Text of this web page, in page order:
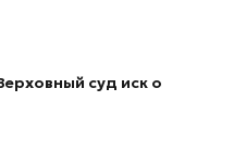
суд иск о